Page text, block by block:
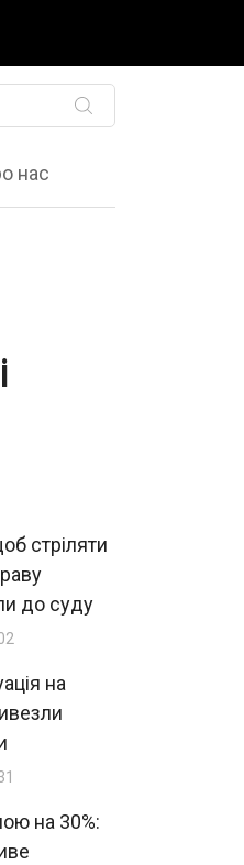
нас
стріляти
до суду
на
на 30%: